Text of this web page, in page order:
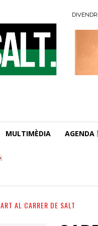
MULTIMÈDIA AGENDA
ART AL CARRER DE SALT